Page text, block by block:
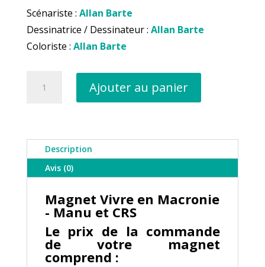
Scénariste : Allan Barte
Dessinatrice / Dessinateur : Allan Barte
Coloriste : Allan Barte
Macronie
-
Manu
Ajouter au panier
Description
Avis (0)
Magnet Vivre en Macronie
- Manu et CRS
Le prix de la commande
de votre magnet
comprend :